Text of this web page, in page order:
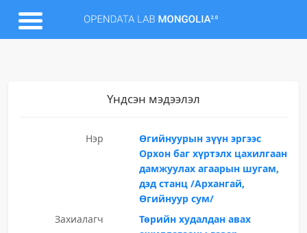
Үндсэн мэдээлэл
Нэр
Өгийнуурын зүүн эргээс
Орхон баг хүртэлх цахилгаан
дамжуулах агаарын шугам,
дэд станц /Архангай,
Өгийнуур сум/
Захиалагч
Төрийн худалдан авах